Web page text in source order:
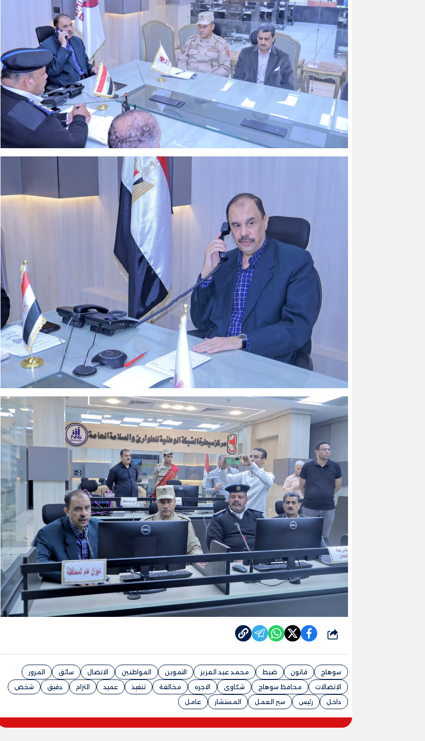
شارك
سوهاج قانون ضبط محمد عبد العزيز التموين المواطنين الاتصال سائق
المرور
الاتصالات
محافظ سوهاج شكاوى الاجره مخالفة تنفيذ عميد التزام دقيق
شخص
داخل
رئيس سير العمل المستشار عامل